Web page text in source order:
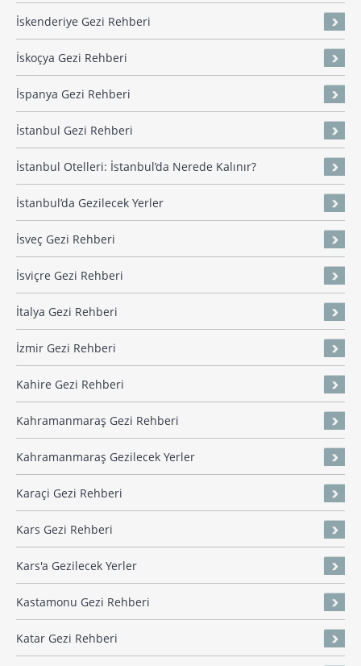
İskenderiye Gezi Rehberi
İskoçya Gezi Rehberi
İspanya Gezi Rehberi
İstanbul Gezi Rehberi
İstanbul Otelleri: İstanbul’da Nerede Kalınır?
İstanbul’da Gezilecek Yerler
İsveç Gezi Rehberi
İsviçre Gezi Rehberi
İtalya Gezi Rehberi
İzmir Gezi Rehberi
Kahire Gezi Rehberi
Kahramanmaraş Gezi Rehberi
Kahramanmaraş Gezilecek Yerler
Karaçi Gezi Rehberi
Kars Gezi Rehberi
Kars'a Gezilecek Yerler
Kastamonu Gezi Rehberi
Katar Gezi Rehberi